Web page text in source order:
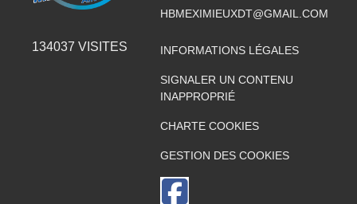
134037 VISITES
HBMEXIMIEUXDT@GMAIL.COM
INFORMATIONS LÉGALES
SIGNALER UN CONTENU
INAPPROPRIÉ
CHARTE COOKIES
GESTION DES COOKIES